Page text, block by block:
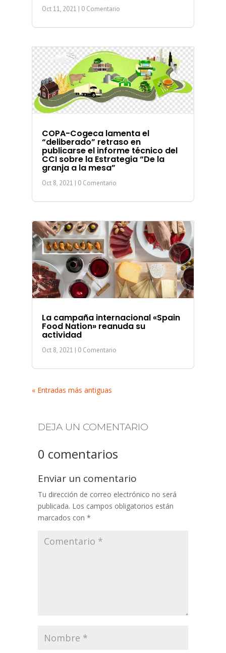
Oct 11, 2021 | 0 Comentario
COPA-Cogeca lamenta el
“deliberado” retraso en
publicarse el informe técnico del
CCI sobre la Estrategia “De la
granja a la mesa”
Oct 8, 2021 | 0 Comentario
La campaña internacional «Spain
Food Nation» reanuda su
actividad
Oct 8, 2021 | 0 Comentario
« Entradas más antiguas
DEJA UN COMENTARIO
0 comentarios
Enviar un comentario
Tu dirección de correo electrónico no será
publicada. Los campos obligatorios están
marcados con *